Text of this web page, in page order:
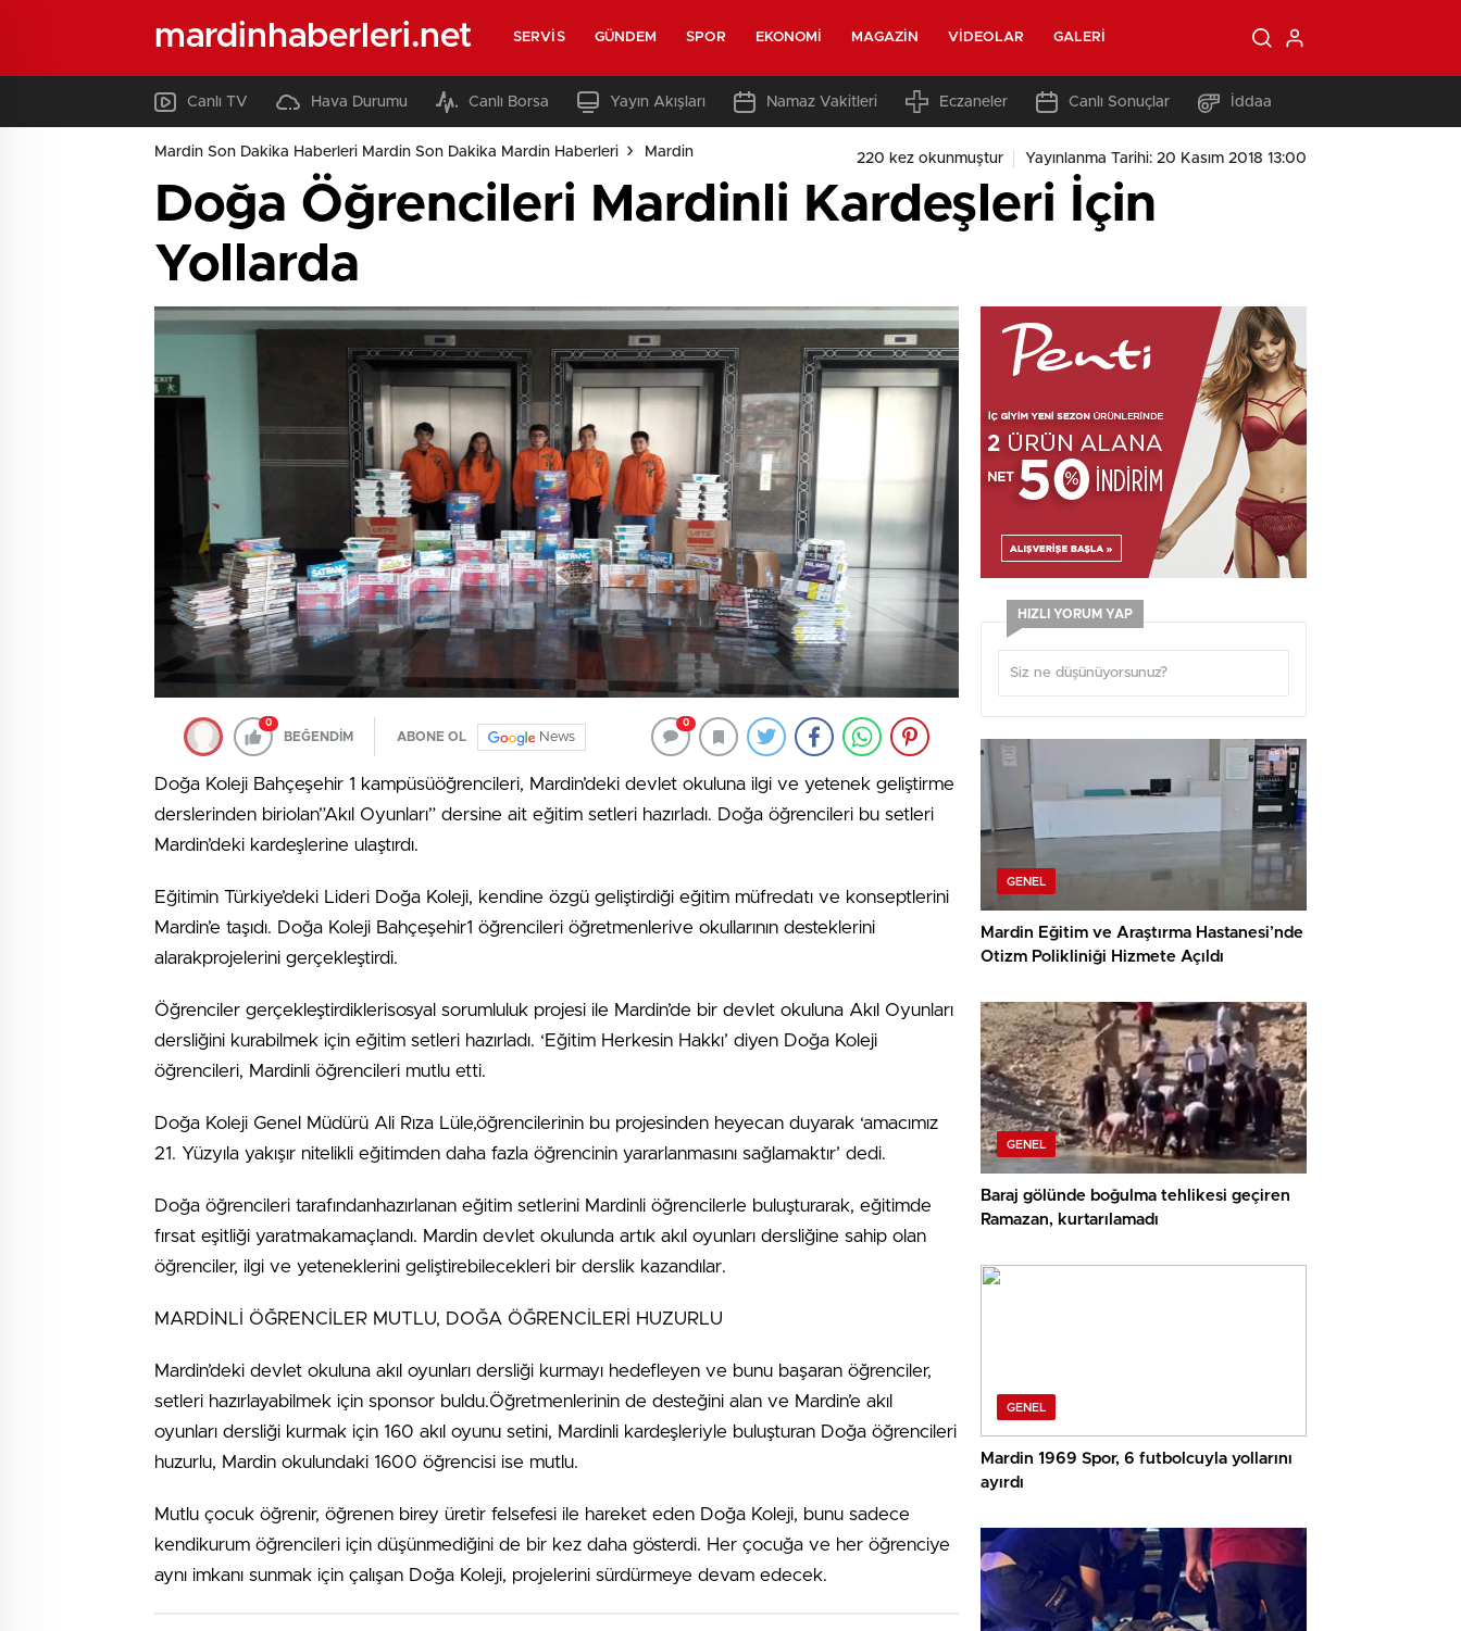
mardinhaberleri.net SERVIS GÜNDEM SPOR EKONOMI MAGAZIN VIDEOLAR GALERI
Canlı TV Hava Durumu Canlı Borsa Yayın Akışları Namaz Vakitleri Eczaneler Canlı Sonuçlar İddaa
Mardin Son Dakika Haberleri Mardin Son Dakika Mardin Haberleri Mardin 220 kez okunmuştur Yayınlanma Tarihi: 20 Kasım 2018 13:00
Doğa Öğrencileri Mardinli Kardeşleri İçin
Yollarda
0
BEĞENDİM ABONE OL News
0
Doğa Koleji Bahçeşehir 1 kampüsüöğrencileri, Mardin’deki devlet okuluna ilgi ve yetenek geliştirme
derslerinden biriolan”Akıl Oyunları” dersine ait eğitim setleri hazırladı. Doğa öğrencileri bu setleri
Mardin’deki kardeşlerine ulaştırdı.
Eğitimin Türkiye’deki Lideri Doğa Koleji, kendine özgü geliştirdiği eğitim müfredatı ve konseptlerini
Mardin’e taşıdı. Doğa Koleji Bahçeşehir1 öğrencileri öğretmenlerive okullarının desteklerini
alarakprojelerini gerçekleştirdi.
Öğrenciler gerçekleştirdiklerisosyal sorumluluk projesi ile Mardin’de bir devlet okuluna Akıl Oyunları
dersliğini kurabilmek için eğitim setleri hazırladı. ‘Eğitim Herkesin Hakkı’ diyen Doğa Koleji
öğrencileri, Mardinli öğrencileri mutlu etti.
Doğa Koleji Genel Müdürü Ali Rıza Lüle,öğrencilerinin bu projesinden heyecan duyarak ‘amacımız
21. Yüzyıla yakışır nitelikli eğitimden daha fazla öğrencinin yararlanmasını sağlamaktır’ dedi.
Doğa öğrencileri tarafındanhazırlanan eğitim setlerini Mardinli öğrencilerle buluşturarak, eğitimde
fırsat eşitliği yaratmakamaçlandı. Mardin devlet okulunda artık akıl oyunları dersliğine sahip olan
öğrenciler, ilgi ve yeteneklerini geliştirebilecekleri bir derslik kazandılar.
MARDİNLİ ÖĞRENCİLER MUTLU, DOĞA ÖĞRENCİLERİ HUZURLU
Mardin’deki devlet okuluna akıl oyunları dersliği kurmayı hedefleyen ve bunu başaran öğrenciler,
setleri hazırlayabilmek için sponsor buldu.Öğretmenlerinin de desteğini alan ve Mardin’e akıl
oyunları dersliği kurmak için 160 akıl oyunu setini, Mardinli kardeşleriyle buluşturan Doğa öğrencileri
huzurlu, Mardin okulundaki 1600 öğrencisi ise mutlu.
Mutlu çocuk öğrenir, öğrenen birey üretir felsefesi ile hareket eden Doğa Koleji, bunu sadece
kendikurum öğrencileri için düşünmediğini de bir kez daha gösterdi. Her çocuğa ve her öğrenciye
aynı imkanı sunmak için çalışan Doğa Koleji, projelerini sürdürmeye devam edecek.
HIZLI YORUM YAP
GENEL
Mardin Eğitim ve Araştırma Hastanesi’nde
Otizm Polikliniği Hizmete Açıldı
GENEL
Baraj gölünde boğulma tehlikesi geçiren
Ramazan, kurtarılamadı
GENEL
Mardin 1969 Spor, 6 futbolcuyla yollarını
ayırdı